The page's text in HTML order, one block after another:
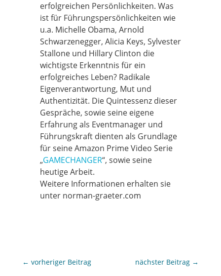
erfolgreichen Persönlichkeiten. Was
ist für Führungspersönlichkeiten wie
u.a. Michelle Obama, Arnold
Schwarzenegger, Alicia Keys, Sylvester
Stallone und Hillary Clinton die
wichtigste Erkenntnis für ein
erfolgreiches Leben? Radikale
Eigenverantwortung, Mut und
Authentizität. Die Quintessenz dieser
Gespräche, sowie seine eigene
Erfahrung als Eventmanager und
Führungskraft dienten als Grundlage
für seine Amazon Prime Video Serie
„GAMECHANGER“, sowie seine
heutige Arbeit.
Weitere Informationen erhalten sie
unter norman-graeter.com
← vorheriger Beitrag nächster Beitrag →